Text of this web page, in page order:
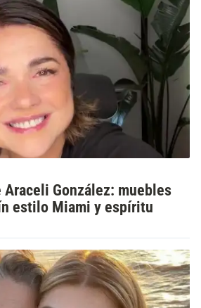
Araceli González: muebles
estilo Miami y espíritu